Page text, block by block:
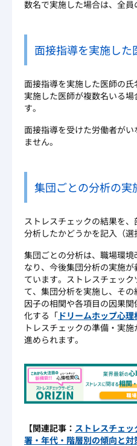
数名で実施した場合は、全員
面接指導を実施した
面接指導を実施した医師の
実施した医師が複数名いる
す。
面接指導を受けた労働者が
ません。
集団ごとの分析の実
ストレスチェックの結果を
分析したかどうかを記入（選
集団ごとの分析は、職場環
なり、今後集団分析の実施
ています。ストレスチェック
て、集団分析を実施し、そ
因子の相関や各項目の因果
化する「ドリームホップ心
トレスチェックの準備・実
進められます。
【関連記事： ストレスチェ
署・年代・階層別の傾向と対